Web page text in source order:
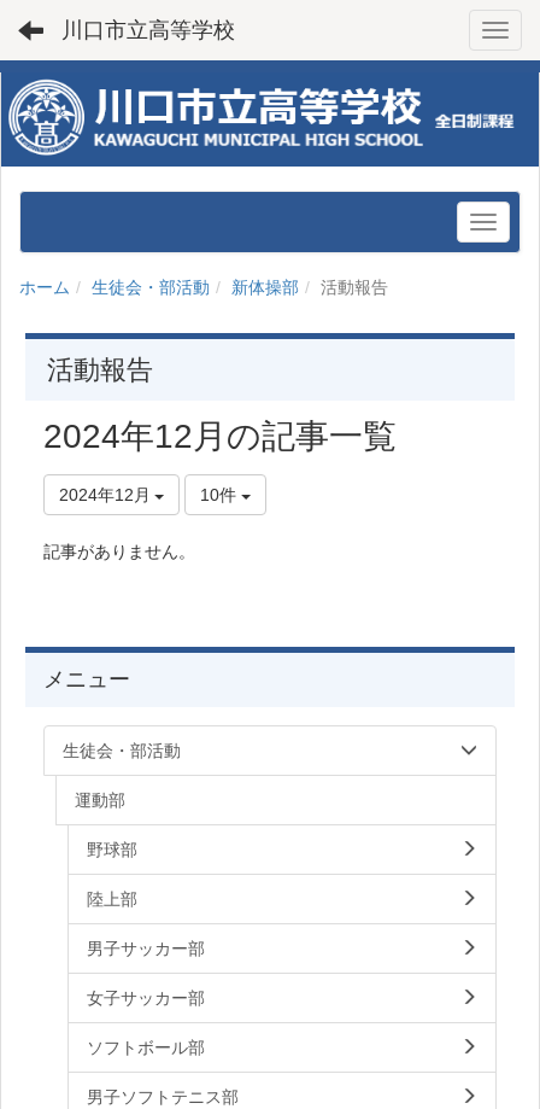
川口市立高等学校
ホーム 生徒会・部活動 新体操部 活動報告
活動報告
2024年12月の記事一覧
2024年12月 10件
記事がありません。
メニュー
生徒会・部活動
運動部
野球部
陸上部
男子サッカー部
女子サッカー部
ソフトボール部
男子ソフトテニス部